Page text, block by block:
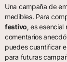
Una campaña de
medibles. Para
festivo, es esencial
comentarios
puedes cuantificar
para futuras